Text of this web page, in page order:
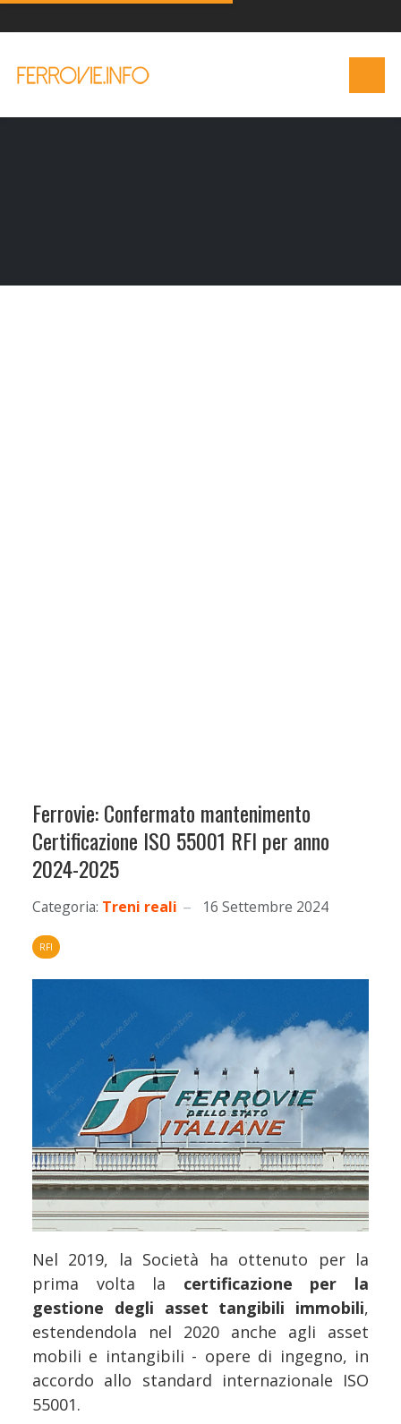
Ferrovie: Confermato mantenimento
Certificazione ISO 55001 RFI per anno
2024-2025
Categoria: Treni reali 16 Settembre 2024
RFI
Nel 2019, la Società ha ottenuto per la
prima volta la certificazione per la
gestione degli asset tangibili immobili,
estendendola nel 2020 anche agli asset
mobili e intangibili - opere di ingegno, in
accordo allo standard internazionale ISO
55001.